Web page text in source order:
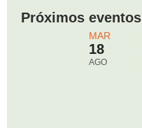
Próximos eventos
MAR
18
AGO